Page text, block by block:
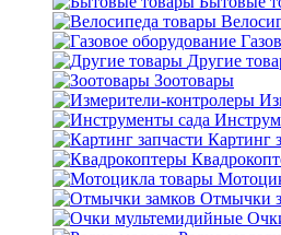
Другие
Зоотовары
Картинг
Отмычки